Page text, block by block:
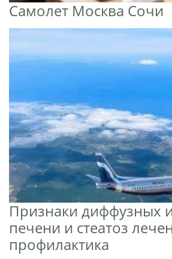
Самолет Москва Сочи
Признаки диффузных
печени и стеатоз
профилактика